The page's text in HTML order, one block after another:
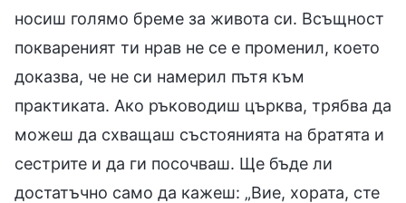
носиш голямо бреме за живота си. Всъщност
поквареният ти нрав не се е променил, което
доказва, че не си намерил пътя към
практиката. Ако ръководиш църква, трябва да
можеш да схващаш състоянията на братята и
сестрите и да ги посочваш. Ще бъде ли
достатъчно само да кажеш: „Вие, хората, сте